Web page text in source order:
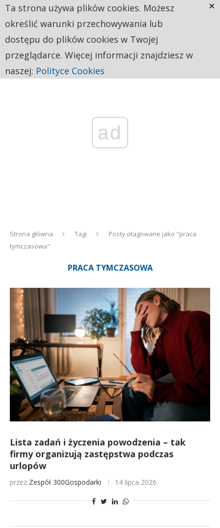
ad
Strona główna Tagi
Posty otagowane jako "praca
tymczasowa"
PRACA TYMCZASOWA
Lista zadań i życzenia powodzenia – tak
firmy organizują zastępstwa podczas
urlopów
przez Zespół 300Gospodarki 14 lipca 2026
Ta strona używa plików cookies. Możesz
określić warunki przechowywania lub
dostępu do plików cookies w Twojej
przeglądarce. Więcej informacji znajdziesz w
naszej: Polityce Cookies
×